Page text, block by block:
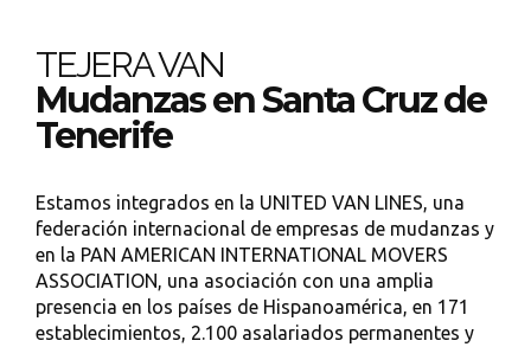
TEJERA VAN
Mudanzas en Santa Cruz de
Tenerife
Estamos integrados en la UNITED VAN LINES, una
federación internacional de empresas de mudanzas y
en la PAN AMERICAN INTERNATIONAL MOVERS
ASSOCIATION, una asociación con una amplia
presencia en los países de Hispanoamérica, en 171
establecimientos, 2.100 asalariados permanentes y